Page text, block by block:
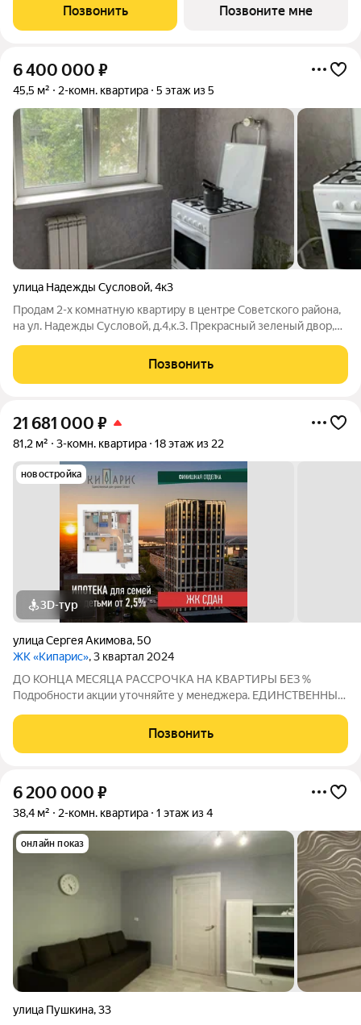
четырёхкомнатные квартиры, как с чистовой отделкой так и
без отделки. Благоустройство
Позвонить Позвоните мне
6 400 000 ₽
45,5 м² 2-комн. квартира 5 этаж из 5
улица Надежды Сусловой,4к3
Продам 2-х комнатную квартиру в центре Советского района,
на ул. Надежды Сусловой, д.4,к.3. Прекрасный зеленый двор,
магазинов, две школы, несколько детских шагов, отличная
транспортная
Позвонить
21 681 000 ₽
81,2 м² 3-комн. квартира 18 этаж из 22
новостройка
3D-тур
улица Сергея Акимова,50
ЖК «Кипарис», 3 квартал 2024
ДО КОНЦА МЕСЯЦА РАССРОЧКА НА КВАРТИРЫ БЕЗ %
Подробности акции уточняйте у менеджера. ЕДИНСТВЕННЫЙ
единственный на Мещере дом уровня Селект. Это осознанный
выбор качества жизни: продуманные строительные
Позвонить
6 200 000 ₽
38,4 м² 2-комн. квартира 1 этаж из 4
онлайн показ
улица Пушкина,33